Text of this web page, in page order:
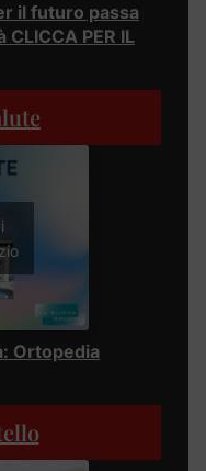
il futuro passa
PER IL
Ortopedia